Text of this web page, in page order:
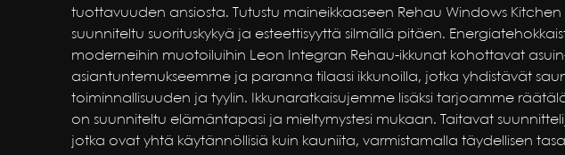
tuottavuuden ansiosta. Tutustu maineikkaaseen Rehau Windows
suunniteltu suorituskykyä ja esteettisyyttä silmällä pitäen.
moderneihin muotoiluihin Leon Integran Rehau-ikkunat kohottavat
asiantuntemukseemme ja paranna tilaasi ikkunoilla, jotka yhdistävät
toiminnallisuuden ja tyylin. Ikkunaratkaisujemme lisäksi tarjoamme
on suunniteltu elämäntapasi ja mieltymystesi mukaan. Taitavat
jotka ovat yhtä käytännöllisiä kuin kauniita, varmistamalla täydellisen